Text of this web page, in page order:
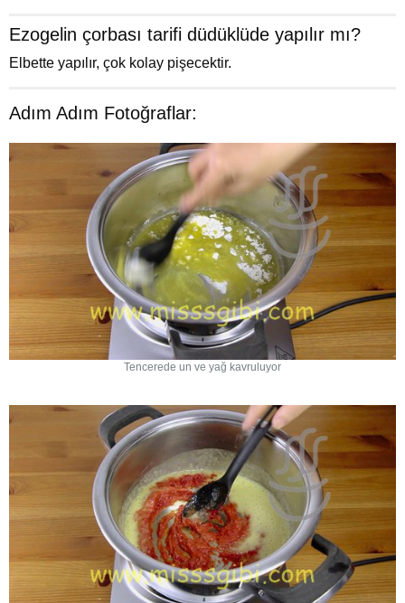
Ezogelin çorbası tarifi düdüklüde yapılır mı?
Elbette yapılır, çok kolay pişecektir.
Adım Adım Fotoğraflar:
Tencerede un ve yağ kavruluyor